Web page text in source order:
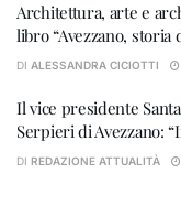
Architettura, arte e
libro “Avezzano, storia
DI ALESSANDRA CICIOTTI
Il vice presidente
Serpieri di Avezzano:
DI REDAZIONE ATTUALITÀ